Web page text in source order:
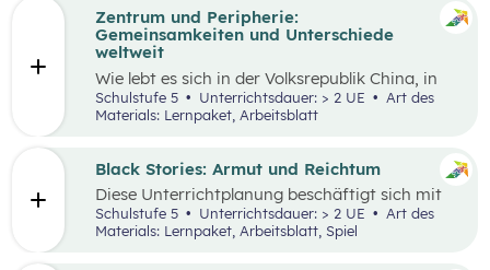
Zentrum und Peripherie:
Gemeinsamkeiten und Unterschiede
weltweit
Wie lebt es sich in der Volksrepublik China, in
Grönland oder in den österreichischen Alpen?
Welche Gemeinsamkeiten und Unterschiede
gibt es? Menschen weltweit haben die gleichen
Wünsche. Sie arbeiten in der Regel, sind an
gleichzeitig mobil sein. Wie diese
Lebensbereiche konkret ausgestaltet sind und
welche Anforderungen sich ergeben, hängt
Schulstufe 5 Unterrichtsdauer: > 2 UE
Materials: Lernpaket, Arbeitsblatt
Black Stories: Armut und Reichtum
Diese Unterrichtplanung beschäftigt sich mit
dem umfassenden Themenbereich Armut.
Methodisch stehen dieBlack Stories
Geschichten, die sich mit unterschiedlichen
Schulstufe 5 Unterrichtsdauer: > 2 UE
Materials: Lernpaket, Arbeitsblatt, Spiel